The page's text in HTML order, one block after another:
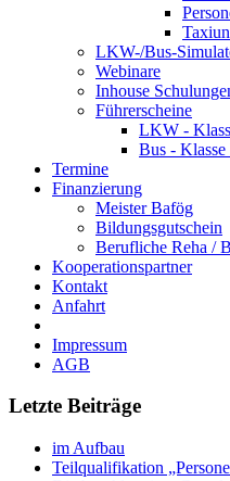
LKW-/Bus-
Webinare
Inhouse
Führerscheine
LKW -
Bus -
Termine
Finanzierung
Meister Bafög
Bildungsgutschein
Berufliche Reha /
Kooperationspartner
Kontakt
Anfahrt
Impressum
AGB
Letzte Beiträge
im Aufbau
Teilqualifikation